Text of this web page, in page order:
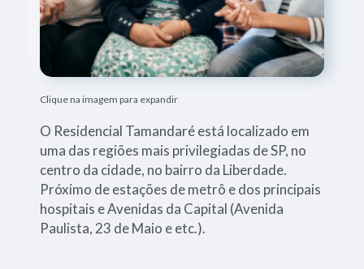
Clique na imagem para expandir
O Residencial Tamandaré está localizado em
uma das regiões mais privilegiadas de SP, no
centro da cidade, no bairro da Liberdade.
Próximo de estações de metrô e dos principais
hospitais e Avenidas da Capital (Avenida
Paulista, 23 de Maio e etc.).